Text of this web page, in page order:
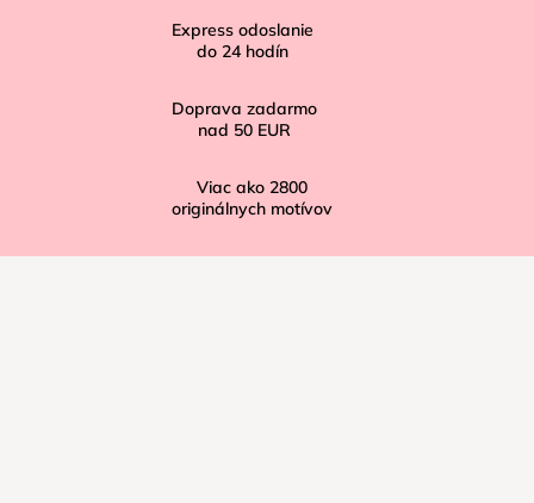
Express odoslanie
do 24 hodín
Doprava zadarmo
nad 50 EUR
Viac ako 2800
originálnych motívov